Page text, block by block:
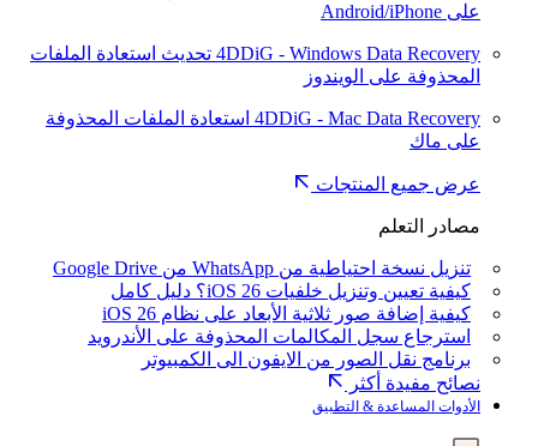
على Android/iPhone
4DDiG - Windows Data Recovery تحديث استعادة الملفات
المحذوفة على الويندوز
4DDiG - Mac Data Recovery استعادة الملفات المحذوفة
على ماك
عرض جميع المنتجات
مصادر التعلم
تنزيل نسخة احتياطية من WhatsApp من Google Drive
كيفية تعيين وتنزيل خلفيات iOS 26؟ دليل كامل
كيفية إضافة صور ثلاثية الأبعاد على نظام iOS 26
استرجاع سجل المكالمات المحذوفة على الأندرويد
برنامج نقل الصور من الايفون الى الكمبيوتر
نصائح مفيدة أكثر
الأدوات المساعدة & التطبيق